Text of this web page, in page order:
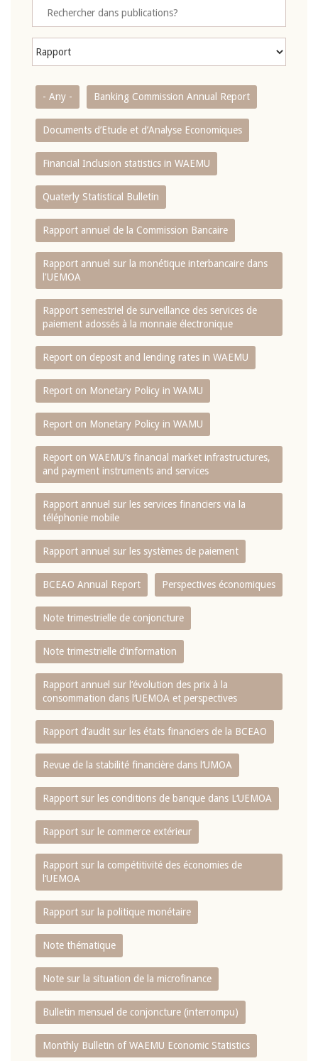
- Any - Banking Commission Annual Report
Documents d’Etude et d’Analyse Economiques
Financial Inclusion statistics in WAEMU
Quaterly Statistical Bulletin
Rapport annuel de la Commission Bancaire
Rapport annuel sur la monétique interbancaire dans
l'UEMOA
Rapport semestriel de surveillance des services de
paiement adossés à la monnaie électronique
Report on deposit and lending rates in WAEMU
Report on Monetary Policy in WAMU
Report on Monetary Policy in WAMU
Report on WAEMU’s financial market infrastructures,
and payment instruments and services
Rapport annuel sur les services financiers via la
téléphonie mobile
Rapport annuel sur les systèmes de paiement
BCEAO Annual Report Perspectives économiques
Note trimestrielle de conjoncture
Note trimestrielle d‘information
Rapport annuel sur l‘évolution des prix à la
consommation dans l‘UEMOA et perspectives
Rapport d‘audit sur les états financiers de la BCEAO
Revue de la stabilité financière dans l‘UMOA
Rapport sur les conditions de banque dans L‘UEMOA
Rapport sur le commerce extérieur
Rapport sur la compétitivité des économies de
l‘UEMOA
Rapport sur la politique monétaire
Note thématique
Note sur la situation de la microfinance
Bulletin mensuel de conjoncture (interrompu)
Monthly Bulletin of WAEMU Economic Statistics